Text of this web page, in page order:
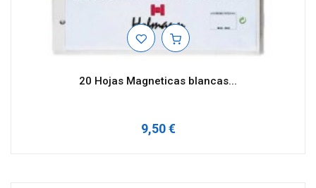
20 Hojas Magneticas blancas...
9,50 €